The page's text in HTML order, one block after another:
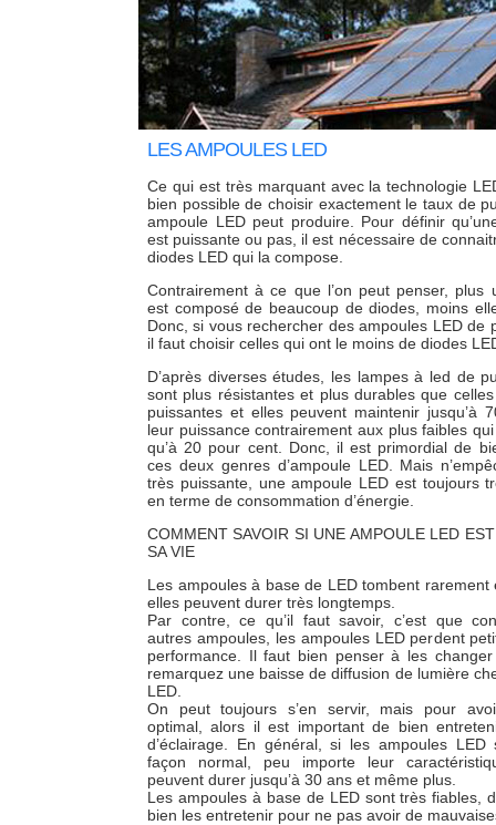
LES AMPOULES LED
Ce qui est très marquant avec la technologie
bien possible de choisir exactement le taux de
ampoule LED peut produire. Pour définir
est puissante ou pas, il est nécessaire de
diodes LED qui la compose.
Contrairement à ce que l’on peut penser, plus
est composé de beaucoup de diodes, moins
Donc, si vous rechercher des ampoules LED de
il faut choisir celles qui ont le moins de diodes
D’après diverses études, les lampes à led de
sont plus résistantes et plus durables que
puissantes et elles peuvent maintenir jusqu’à
leur puissance contrairement aux plus faibles
qu’à 20 pour cent. Donc, il est primordial de
ces deux genres d’ampoule LED. Mais
très puissante, une ampoule LED est toujours
en terme de consommation d’énergie.
COMMENT SAVOIR SI UNE AMPOULE LED
SA VIE
Les ampoules à base de LED tombent rarement
elles peuvent durer très longtemps.
Par contre, ce qu’il faut savoir, c’est que
autres ampoules, les ampoules LED perdent
performance. Il faut bien penser à les
remarquez une baisse de diffusion de lumière
LED.
On peut toujours s’en servir, mais pour
optimal, alors il est important de bien
d’éclairage. En général, si les ampoules LED
façon normal, peu importe leur
peuvent durer jusqu’à 30 ans et même plus.
Les ampoules à base de LED sont très fiables,
bien les entretenir pour ne pas avoir de